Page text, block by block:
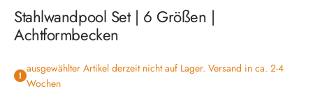
Stahlwandpool Set | 6 Größen |
Achtformbecken
ausgewählter Artikel derzeit nicht auf Lager. Versand in ca. 2-4
Wochen